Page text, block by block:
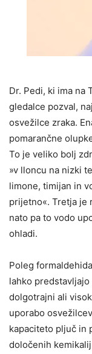
Dr. Pedi, ki ima na
gledalce pozval,
osvežilce zraka.
pomarančne
To je veliko bolj
»v lloncu na nizki
limone, timijan in
prijetno«. Tretja je
nato pa to vodo
ohladi.
Poleg
lahko
dolgotrajni ali
uporabo
kapaciteto pljuč in
določenih